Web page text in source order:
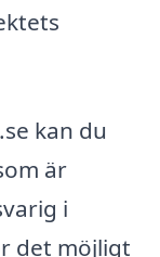
kan du
är
i
det möjligt